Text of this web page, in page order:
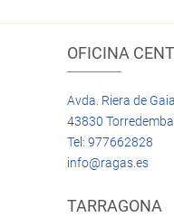
OFICINA
Avda. Riera de
43830
Tel: 977662828
info@ragas.es
TARRAGONA